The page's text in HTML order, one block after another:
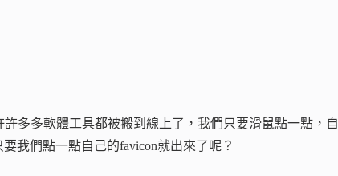
多多軟體工具都被搬到線上了，我們只要滑鼠點一點，自
我們點一點自己的favicon就出來了呢？